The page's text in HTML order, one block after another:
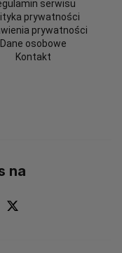
serwisu
prywatności
prywatności
Dane osobowe
Kontakt
na